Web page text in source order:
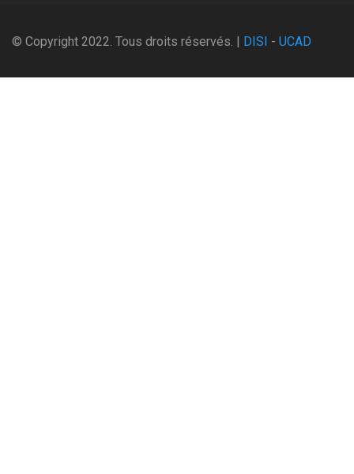
© Copyright 2022. Tous droits réservés. | DISI - UCAD